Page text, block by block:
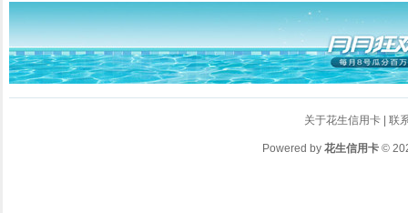
关于花生信用卡 联
Powered by 花生信用卡 ©